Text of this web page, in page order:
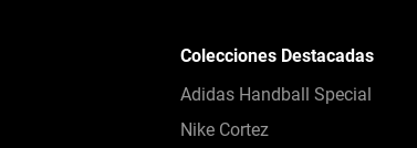
Colecciones Destacadas
Adidas Handball Special
Nike Cortez